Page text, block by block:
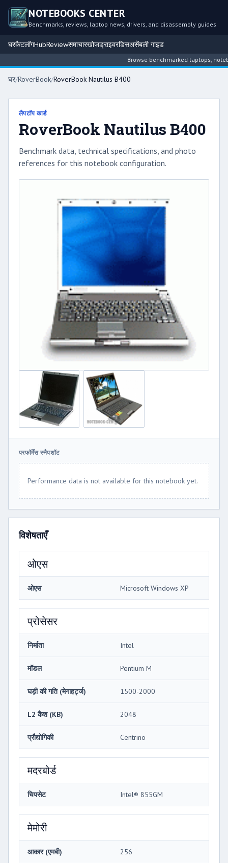
NOTEBOOKS CENTER
Benchmarks, reviews, laptop news, drivers, and disassembly guides
घरकैटलॉगHubReviewसमाचारखोजड्राइवरडिसअसेंबली गाइड
Browse benchmarked laptops,
घर/RoverBook/RoverBook Nautilus B400
लैपटॉप कार्ड
RoverBook Nautilus B400
Benchmark data, technical specifications, and photo
references for this notebook configuration.
परफॉर्मेंस स्नैपशॉट
Performance data is not available for this notebook yet.
विशेषताएँ
ओएस
ओएस Microsoft Windows XP
प्रोसेसर
निर्माता Intel
मॉडल Pentium M
घड़ी की गति (मेगाहर्ट्ज) 1500-2000
L2 कैश (KB) 2048
प्रौद्योगिकी Centrino
मदरबोर्ड
चिपसेट Intel® 855GM
मेमोरी
आकार (एमबी) 256